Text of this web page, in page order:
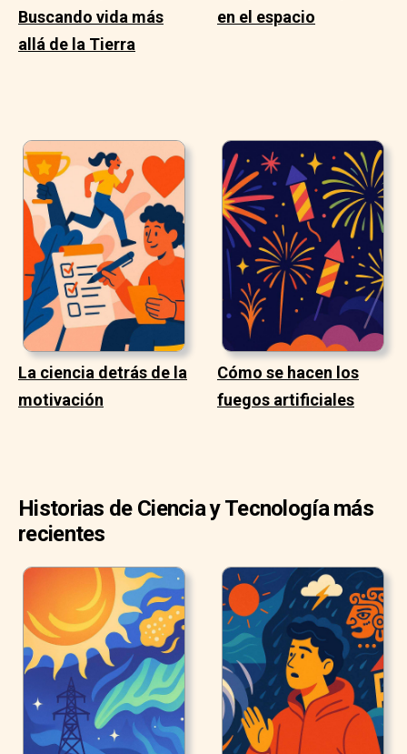
Buscando vida más
allá de la Tierra
en el espacio
La ciencia detrás de la
motivación
Cómo se hacen los
fuegos artificiales
Historias de Ciencia y Tecnología más
recientes